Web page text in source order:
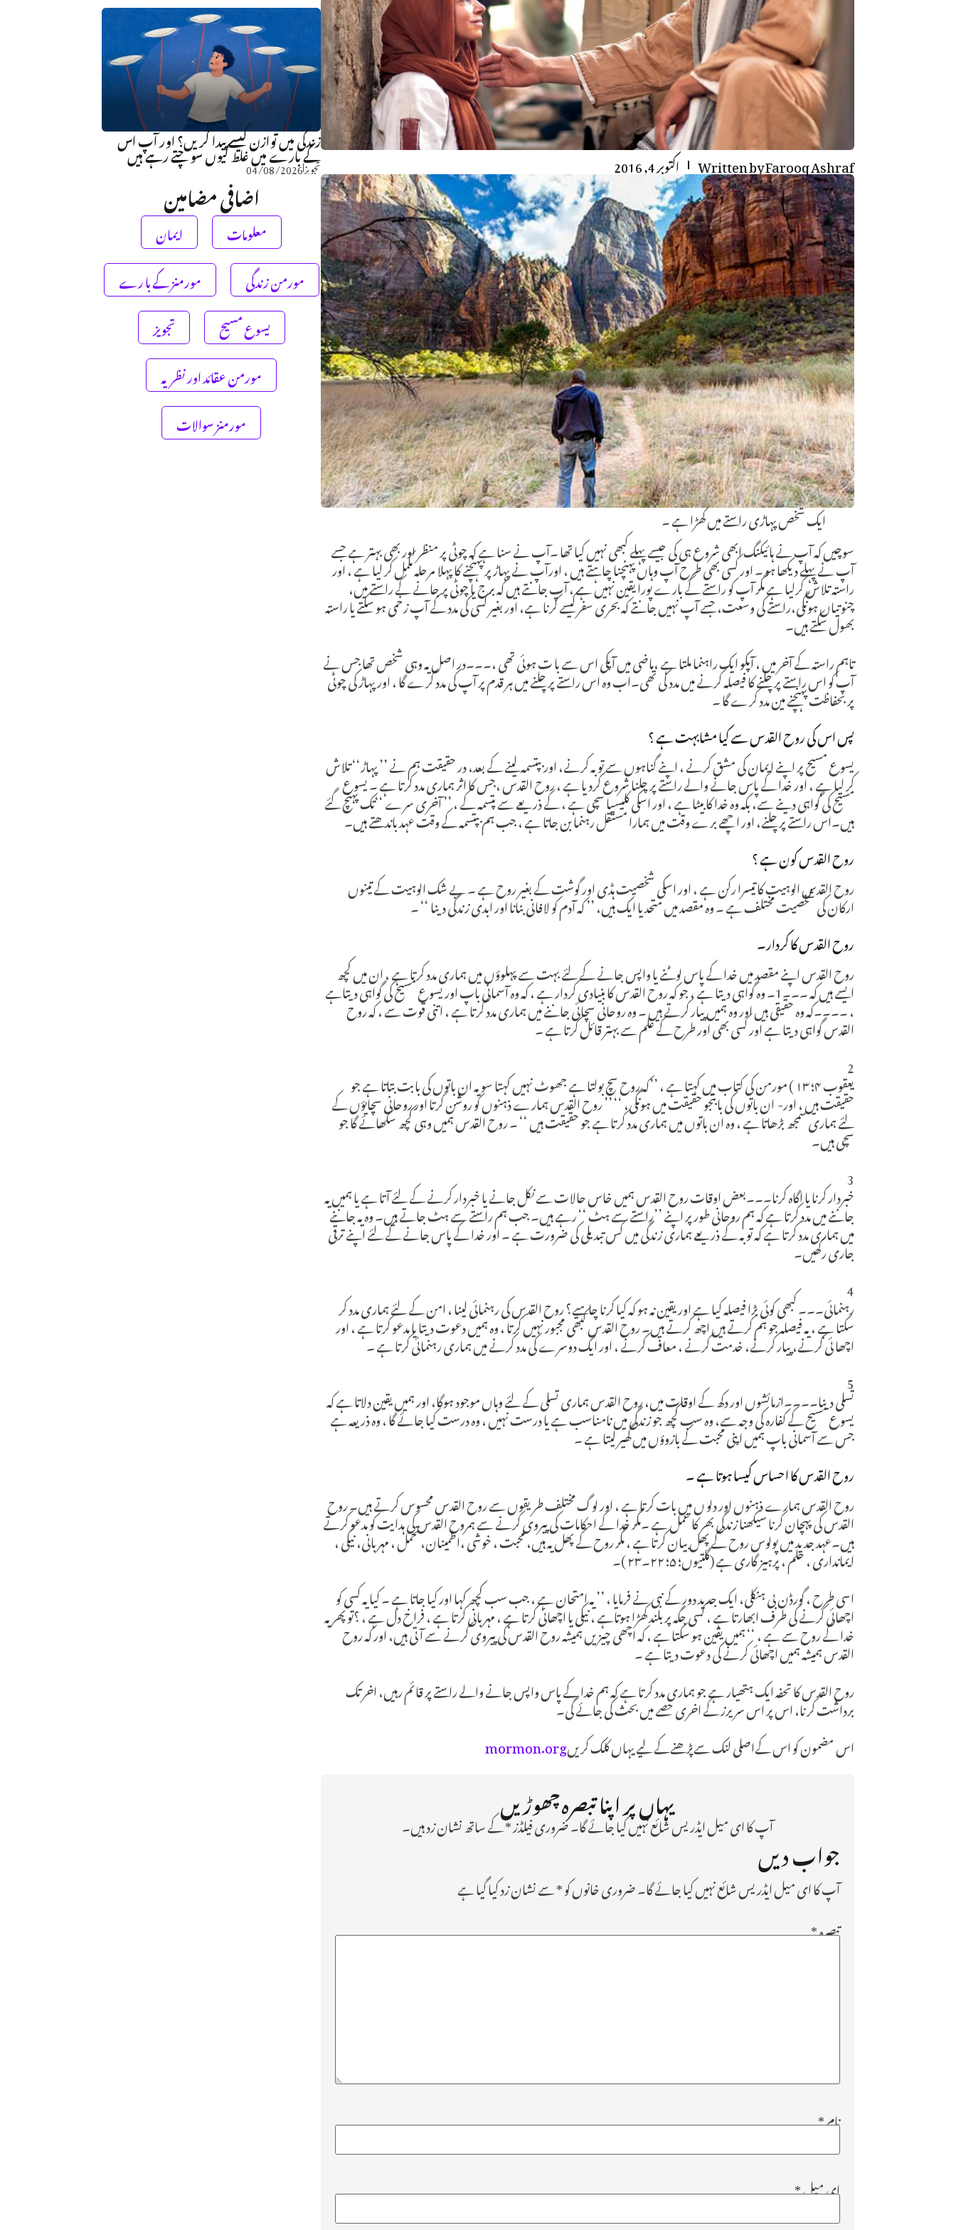
Written byFarooq Ashraf اکتوبر 4, 2016
ایک شخص پہاڑی راستے میں کھڑا ہے ۔
سوچیں کہ آپ نے ہائیکنگ ابھی شروع ہی کی جیسے پہلے کبھی نہیں کیا تھا ۔آپ نے سنا ہے کہ چوٹی پر منظر اور بھی بہتر ہے جسے
آپ نے پہلے دیکھا ہو ۔ اور کسی بھی طرح آپ وہاں پہنچنا چاہتے ہیں ، اورآپ نے پہاڑ پر پہنچنے کا پہلا مرحلہ مکمل کر لیا ہے ، اور
راستہ تلاش کرلیا ہے مگر آپ کو راستے کے بارے پورا یقین نہیں ہے ، آپ جانتے ہیں کہ برج یا چوٹی پر جانے کے راستے میں،
چنوتیاں ہونگی،راستے کی وسعت، جسے آپ نہیں جانتے کہ بحری سفر کیسے کرنا ہے، اور بغیر کسی کی مدد کے آپ زخمی ہو سکتے یا راستہ
بھول سکتے ہیں۔
تاہم راستہ کے آخر میں ، آپکو ایک راہنما ملتا ہے ،ماضی میں آپکی اس سے با ت ہوئی تھی ،۔۔۔در اصل یہ وہی شخص تھا جس نے
آپ کو اس راستے پر چلنے کا فیصلہ کرنے میں مدد کی تھی۔اب وہ اس راستے پر چلنے میں ہر قدم پر آپ کی مدد کرے گا ، اور پہاڑ کی چوٹی
پر بحفاظت پہنچنے مین مدد کرے گا ۔
پس اس کی روح القدس سے کیا مشابہت ہے ؟
یسوع مسیح پر اپنے ایمان کی مشق کرنے ، اپنے گناہوں سے توبہ کرنے، اور بپتسمہ لینے کے بعد، در حقیقت ہم نے ’’ پہاڑ‘‘ تلاش
کر لیا ہے ، اور خدا کے پاس جانے والے راستے پر چلنا شروع کردیا ہے ، روح القدس ،جس کا اثر ہماری مدد کرتا ہے ۔ یسوع
مسیح کی گواہی دینے سے، بکہ وہ خدا کا بیٹا ہے ، اور اسکی کلیسیا سچی ہے ، کے ذریعے سے پتسمہ کے ، ’’ آخری سرے ‘‘تک پہنچ گئے
ہیں۔اس راستے پر چلنے، اور اچھے برے وقت میں ہمارا مستقل رہنما بن جاتا ہے ، جب ہم بپتسمہ کے وقت عہد باندھتے ہیں۔
روح القدس کون ہے ؟
روح القدس الوہیت کا تیسرا رکن ہے ، اور اسکی شخصیت ہڈی اور گوشت کے بغیر روح ہے ۔ بے شک الوہیت کے تینوں
ارکان کی شخصیت مختلف ہے ۔ وہ مقصد میں متحد یا ایک ہیں، ’’ کہ آدم کو لافانی بنانا اور ابدی زندگی دینا ‘‘ ۔
روح القدس کا کردار۔
روح القدس اپنے مقصد میں خدا کے پاس لوٹنے یا واپس جانے کے لئے بہت سے پہلوؤں میں ہماری مدد کرتا ہے ، ان میں کچھ
ایسے ہیں کہ ۔۔۔1۔ وہ گواہی دیتا ہے ، جو کہ روح القدس کا بنیادی کردار ہے ، کہ وہ آسمانی باپ اور یسوع مسیح کی گواہی دیتاہے
، ۔۔۔۔کہ وہ حقیقی ہیں اور وہ ہمیں پیار کرتے ہیں ۔ وہ روحانی سچائی جاننے میں ہماری مدد کرتا ہے ، اتنی قوت سے ، کہ روح
القدس گواہی دیتا ہے اور کسی بھی اور طرح کے علم سے بہتر قائل کرتا ہے ۔
2
یعقوب ۴؛ ۱۳ ) مورمن کی کتاب میں کہتا ہے ، ’’کہ روح سچ بولتا ہے جھوٹ نہیں کہتا سو یہ ان باتوں کی بابت بتاتا ہے جو
حقیقت ہیں ، اور- ان باتوں کی بابتجو حقیقت میں ہونگی، ‘‘ ’’ روح القدس ہمارے ذہنوں کو روشن کرتا اور روحانی سچایؤں کے
لئے ہماری سمجھ بڑھاتا ہے ، وہ ان باتوں میں ہماری مدد کرتا ہے جو حقیقت ہیں ‘‘ ۔ روح القدس ہمیں وہی کچھ سکھائے گا جو
سچی ہیں۔
3
خبردار کرنا یا اگاہ کرنا۔۔۔بعض اوقات روح القدس ہمیں خاس حالات سے نکل جانے یا خبردار کرنے کے لئے آتا ہے یا ہمیں یہ
جاننے میں مدد کرتا ہے کہ ہم روحانی طور پر اپنے ’’راستے سے ہٹ ‘‘ رہے ہیں۔ جب ہم راستے سے ہٹ جاتے ہیں۔ وہ یہ جاننے
میں ہماری مدد کرتا ہے کہ توبہ کے ذریعے ہماری زندگی میں کس تبدیلی کی ضرورت ہے ۔ اور خدا کے پاس جانے کے لئے اپنے ترقی
جاری رکھیں۔
4
رہنمائی۔۔۔ کبھی کوئی بڑا فیصلہ کیا ہے اور یقین نہ ہو کہ کیا کرنا چاہیے؟ روح القدس کی رہنمائی لینا ، امن کے لئے ہماری مدد کر
سکتا ہے ، یہ فیصلہ جو ہم کرتے ہیں اچھ کرتے ہیں۔ روح القدس کبھی مجبور نہیں کرتا ، وہ ہمیں دعوت دیتا یا مدعو کرتا ہے ، اور
اچھا ئی کرنے، پیار کرنے، خدمت کرنے ، معاف کرنے ، اور ایک دوسرے کی مدد کرنے میں ہماری رہنمائی کرتا ہے ۔
5
تسلی دینا۔۔۔۔ازمائشوں اور دکھ کے اوقات میں، روح القدس ہماری تسلی کے لئے وہاں موجود ہوگا، اور ہمیں یقین دلاتا ہے کہ
یسوع مسیح کے کفارہ کی وجہ سے، وہ سب کچھ جو زندگی میں نامناسب ہے یا درست نہیں ، وہ درست کیا جائے گا ، وہ ذریعہ ہے
جس سے آسمانی باپ ہمیں اپنی محبت کے بازوؤں میں گھیر لیتا ہے ۔
روح القدس کا احساس کیسا ہوتا ہے ۔
روح القدس ہمارے ذہنوں اور دلو ں میں بات کرتا ہے ، اور لوگ مختلف طریقوں سے روح القدس محسوس کرتے ہیں۔ روح
القدس کی پہچان کرنا سیکھنا زندگی بھر کا عمل ہے ۔مگر خدا کے احکامات کی پیروی کرنے سے ہمروح القدس کی ہدایت کو مدعو کرتے
ہیں۔عہد جدید میں پولوس روح کے پھل بیان کرتا ہے ، مگر روح کے پھل یہ ہیں، محبت ، خوشی ،اطمینان،تحمل ، مہربانی، نیکی ،
ایمانداری ، حلم ، پرہیز گاری ہے (گلتیوں؛ ۵؛ ۲۲۔۲۳ )۔
اسی طرح ، گورڈن بی ہنکلی، ایک جدید دور کے نبی نے فرمایا ، ’’ یہ امتحان ہے ، جب سب کچھ کہا اور کیا جاتا ہے ۔ کیا یہ کسی کو
اچھائی کرنے کی طرف ابھارتا ہے ، کسی جگہ پر بلند کھڑا ہوتاہے ، نیکی یا اچھائی کرتا ہے ، مہربانی کرتا ہے ، فراخ دل ہے ، ؟تو پھر یہ
خدا کے روح سے ہے ، ‘‘ ہمیں یقین ہو سکتا ہے ، کہ اچھی چیزیں ہمیشہ روح القدس کی پیروی کرنے سے آتی ہیں، اور کہ روح
القدس ہمیشہ ہمیں اچھائی کرنے کی دعوت دیتا ہے ۔
روح القدس کا تحفہ ایک ہتھیار ہے جو ہماری مدد کرتا ہے کہ ہم خدا کے پاس واپس جانے والے راستے پر قائم رہیں، اخر تک
برداشت کر نا، اس پر اس سریرز کے اخری حصے میں بحث کی جائے گی۔
اس مضمون کو اس کےاصلی لنک سےپڑھنےکے لیے یہاں کلک کریںmormon.org
یہاں پر اپنا تبصرہ چھوڑیں
آپ کا ای میل ایڈریس شائع نہیں کیا جائے گا۔ ضروری فیلڈز * کے ساتھ نشان زد ہیں۔
جواب دیں
آپ کا ای میل ایڈریس شائع نہیں کیا جائے گا۔ضروری خانوں کو*سے نشان زد کیا گیا ہے
تبصرہ*
نام*
ای میل*
زندگی میں توازن کیسے پیدا کریں؟ اور آپ اس
کے بارے میں غلط کیوں سوچتے رہے ہیں
تجویز04/08/2026
اضافی مضامین
معلومات
ایمان
مورمن زندگی
مورمنز کے با رے
یسوع مسیح
تجویز
مورمن عقائد اور نظریہ
مورمنز سوالات